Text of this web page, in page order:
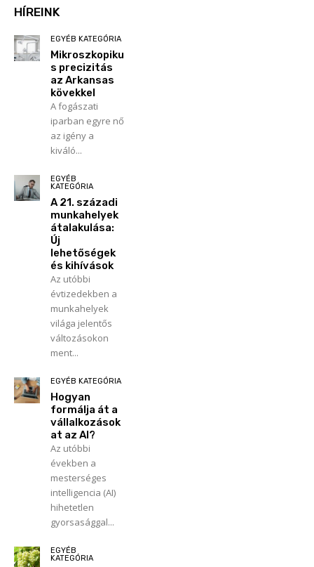
HÍREINK
EGYÉB KATEGÓRIA
Mikroszkopiku
s precizitás
az Arkansas
kövekkel
A fogászati
iparban egyre nő
az igény a
kiváló...
EGYÉB
KATEGÓRIA
A 21. századi
munkahelyek
átalakulása:
Új
lehetőségek
és kihívások
Az utóbbi
évtizedekben a
munkahelyek
világa jelentős
változásokon
ment...
EGYÉB KATEGÓRIA
Hogyan
formálja át a
vállalkozások
at az AI?
Az utóbbi
években a
mesterséges
intelligencia (AI)
hihetetlen
gyorsasággal...
EGYÉB
KATEGÓRIA